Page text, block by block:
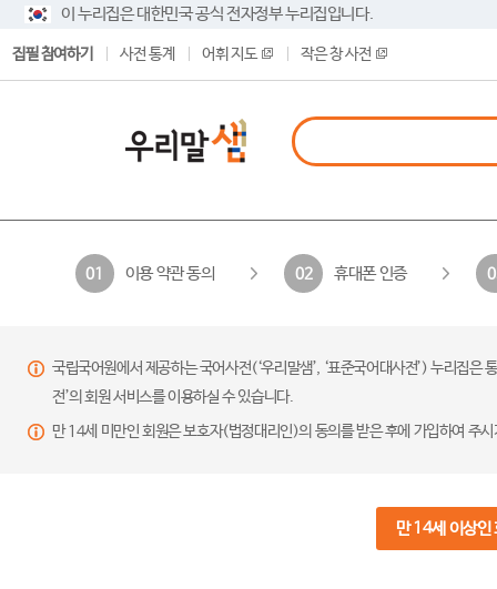
이 누리집은 대한민국 공식 전자정부 누리집입니다.
집필 참여하기 사전 통계 어휘 지도 작은 창 사전
01 이용 약관 동의 02 휴대폰 인증
국립국어원에서 제공하는 국어사전(‘우리말샘’, ‘표준국어대사전’) 누리집
전’의 회원 서비스를 이용하실 수 있습니다.
만 14세 미만인 회원은 보호자(법정대리인)의 동의를 받은 후에 가입하여 주
만 14세 이상인